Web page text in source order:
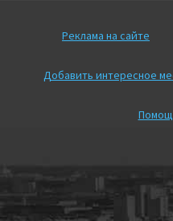
Реклама на сайте
Добавить интересное